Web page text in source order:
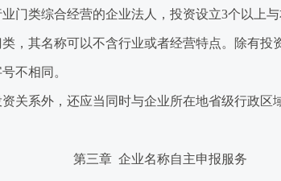
类综合经营的企业法人，投资设立3个以上与
，其名称可以不含行业或者经营特点。除有
不相同。
系外，还应当同时与企业所在地省级行政区
第三章 企业名称自主申报服务